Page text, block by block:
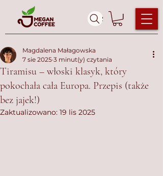
Szukaj ...
Tiramisu – włoski klasyk, który
pokochała cała Europa. Przepis (także
bez jajek!)
Magdalena Małagowska
7 sie 2025 3 minut(y) czytania
Zaktualizowano: 19 lis 2025